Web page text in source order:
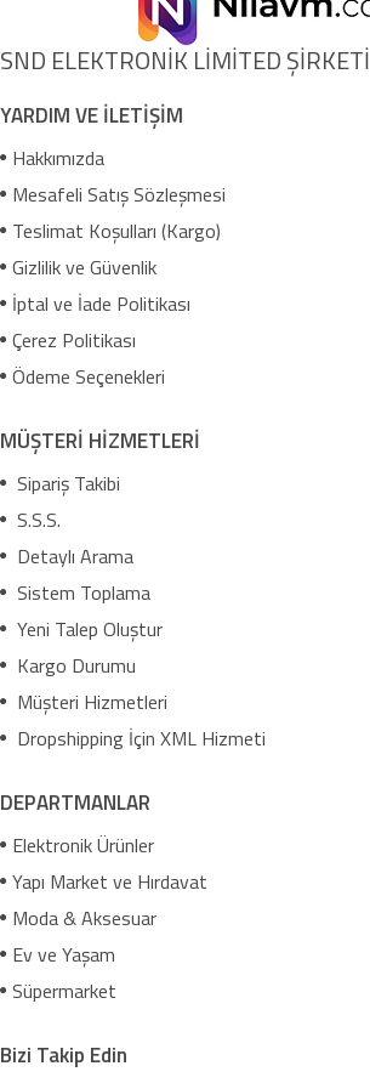
SND ELEKTRONİK LİMİTED ŞİRKETİ
YARDIM VE İLETİŞİM
Hakkımızda
Mesafeli Satış Sözleşmesi
Teslimat Koşulları (Kargo)
Gizlilik ve Güvenlik
İptal ve İade Politikası
Çerez Politikası
Ödeme Seçenekleri
MÜŞTERİ HİZMETLERİ
Sipariş Takibi
S.S.S.
Detaylı Arama
Sistem Toplama
Yeni Talep Oluştur
Kargo Durumu
Müşteri Hizmetleri
Dropshipping İçin XML Hizmeti
DEPARTMANLAR
Elektronik Ürünler
Yapı Market ve Hırdavat
Moda & Aksesuar
Ev ve Yaşam
Süpermarket
Bizi Takip Edin